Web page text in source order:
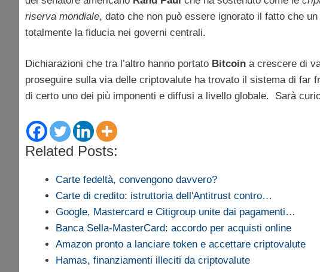
riserva mondiale, dato che non può essere ignorato il fatto che
totalmente la fiducia nei governi centrali.
Dichiarazioni che tra l’altro hanno portato Bitcoin a crescere di
proseguire sulla via delle criptovalute ha trovato il sistema di far
di certo uno dei più imponenti e diffusi a livello globale. Sarà
Related Posts:
Carte fedeltà, convengono davvero?
Carte di credito: istruttoria dell'Antitrust contro…
Google, Mastercard e Citigroup unite dai pagamenti…
Banca Sella-MasterCard: accordo per acquisti online
Amazon pronto a lanciare token e accettare criptovalute
Hamas, finanziamenti illeciti da criptovalute